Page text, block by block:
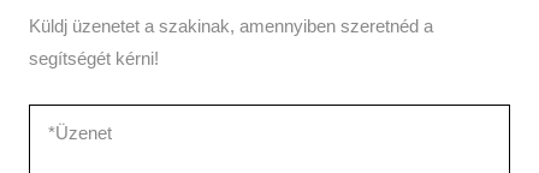
Küldj üzenetet a szakinak, amennyiben szeretnéd a
segítségét kérni!